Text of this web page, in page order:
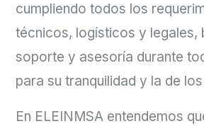
cumpliendo todos los
técnicos, logísticos y legales,
soporte y asesoría durante
para su tranquilidad y la de
En ELEINMSA entendemos